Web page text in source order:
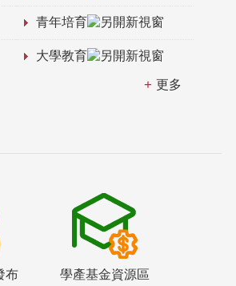
青年培育
大學教育
更多
布
學產基金資源區